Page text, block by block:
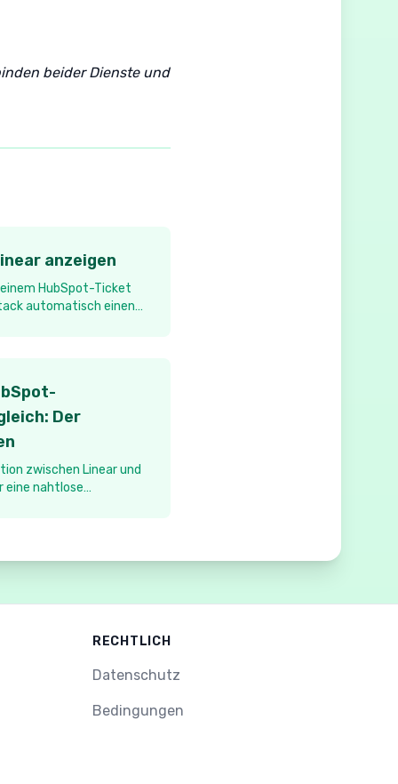
beider Dienste und
anzeigen
HubSpot-Ticket
automatisch einen
Der
zwischen Linear und
eine nahtlose
RECHTLICH
Datenschutz
Bedingungen